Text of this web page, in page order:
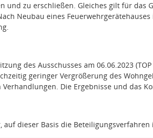
und zu erschließen. Gleiches gilt für
Neubau eines
des Ausschusses am 06.06.2023
geringer Vergrößerung des
Die Ergebnisse und das
auf dieser Basis die